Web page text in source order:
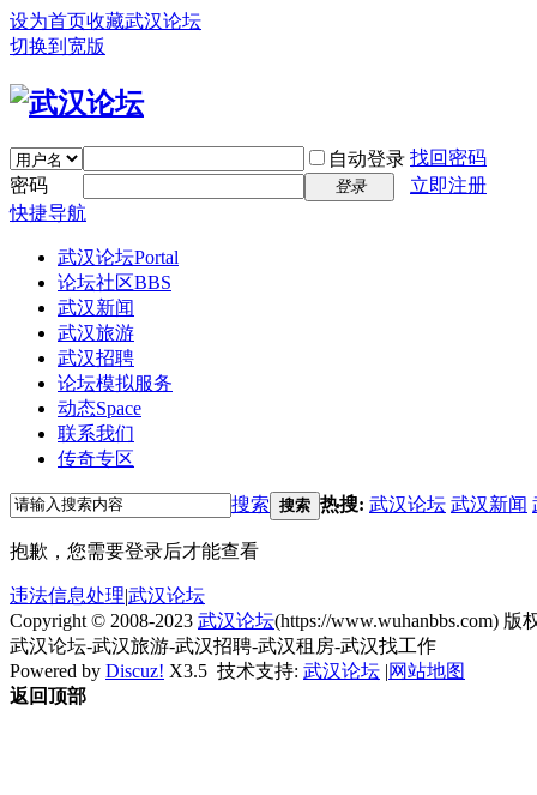
设为首页收藏武汉论坛
切换到宽版
自动登录 找回密码
密码
登录
立即注册
快捷导航
武汉论坛Portal
论坛社区BBS
武汉新闻
武汉旅游
武汉招聘
论坛模拟服务
动态Space
联系我们
传奇专区
搜索 搜索 热搜: 武汉论坛 武汉新闻
抱歉，您需要登录后才能查看
违法信息处理|武汉论坛
Copyright © 2008-2023 武汉论坛(https://www.wuhanbbs.com) 版
武汉论坛-武汉旅游-武汉招聘-武汉租房-武汉找工作
Powered by Discuz! X3.5 技术支持: 武汉论坛 |网站地图
返回顶部